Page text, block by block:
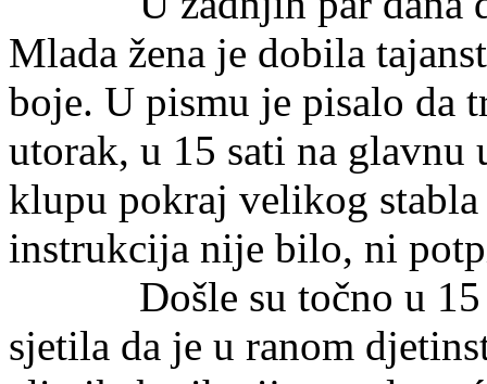
Mlada žena je dobila
boje. U pismu je pisalo da
utorak, u 15 sati na
klupu pokraj velikog
instrukcija nije bilo, ni
Došle su točno u 15
sjetila da je u ranom